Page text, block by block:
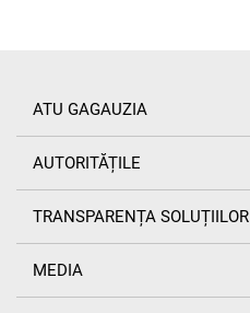
ATU GAGAUZIA
AUTORITĂȚILE
TRANSPARENȚA SOLUȚIILOR
MEDIA